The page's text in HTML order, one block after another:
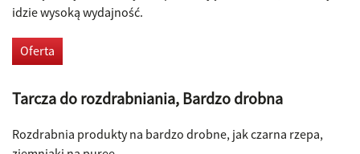
idzie wysoką wydajność.
Oferta
Tarcza do rozdrabniania, Bardzo drobna
Rozdrabnia produkty na bardzo drobne, jak czarna rzepa,